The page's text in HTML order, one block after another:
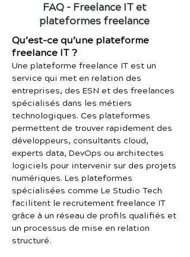
FAQ – Freelance IT et
plateformes freelance
Qu’est-ce qu’une plateforme
freelance IT ?
Une plateforme freelance IT est un
service qui met en relation des
entreprises, des ESN et des freelances
spécialisés dans les métiers
technologiques. Ces plateformes
permettent de trouver rapidement des
développeurs, consultants cloud,
experts data, DevOps ou architectes
logiciels pour intervenir sur des projets
numériques. Les plateformes
spécialisées comme Le Studio Tech
facilitent le recrutement freelance IT
grâce à un réseau de profils qualifiés et
un processus de mise en relation
structuré.